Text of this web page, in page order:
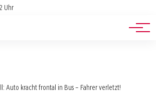
Uhr
Auto kracht frontal in Bus – Fahrer verletzt!